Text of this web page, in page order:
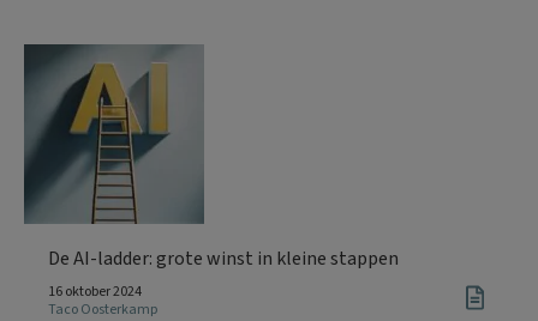
De AI-ladder: grote winst in kleine stappen
16 oktober 2024
Taco Oosterkamp